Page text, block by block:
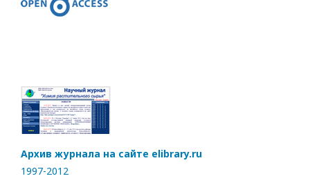
Архив журнала на сайте elibrary.ru
1997-2012